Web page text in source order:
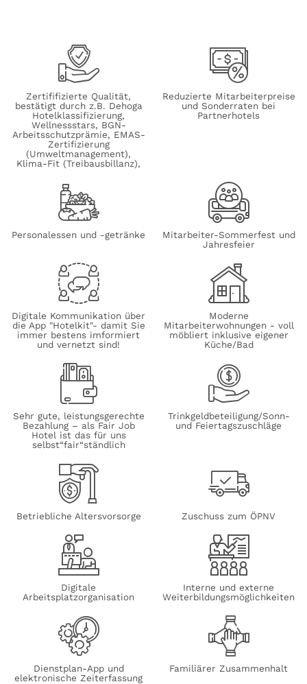
Zertififizierte Qualität,
bestätigt durch z.B. Dehoga
Hotelklassifizierung,
Wellnessstars, BGN-
Arbeitsschutzprämie, EMAS-
Zertifizierung
(Umweltmanagement),
Klima-Fit (Treibausbillanz),
Reduzierte Mitarbeiterpreise
und Sonderraten bei
Partnerhotels
Personalessen und -getränke
Mitarbeiter-Sommerfest und
Jahresfeier
Digitale Kommunikation über
die App "Hotelkit"- damit Sie
immer bestens imformiert
und vernetzt sind!
Moderne
Mitarbeiterwohnungen - voll
möbliert inklusive eigener
Küche/Bad
Sehr gute, leistungsgerechte
Bezahlung – als Fair Job
Hotel ist das für uns
selbst“fair“ständlich
Trinkgeldbeteiligung/Sonn-
und Feiertagszuschläge
Betriebliche Altersvorsorge Zuschuss zum ÖPNV
Digitale
Arbeitsplatzorganisation
Interne und externe
Weiterbildungsmöglichkeiten
Dienstplan-App und
elektronische Zeiterfassung
Familiärer Zusammenhalt